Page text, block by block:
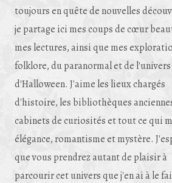
toujours en quête de nouvelles
je partage ici mes coups de cœur
mes lectures, ainsi que mes
folklore, du paranormal et de l'univers
d'Halloween. J'aime les lieux chargés
d'histoire, les bibliothèques
cabinets de curiosités et tout ce qui
élégance, romantisme et mystère.
que vous prendrez autant de plaisir à
parcourir cet univers que j'en ai à le